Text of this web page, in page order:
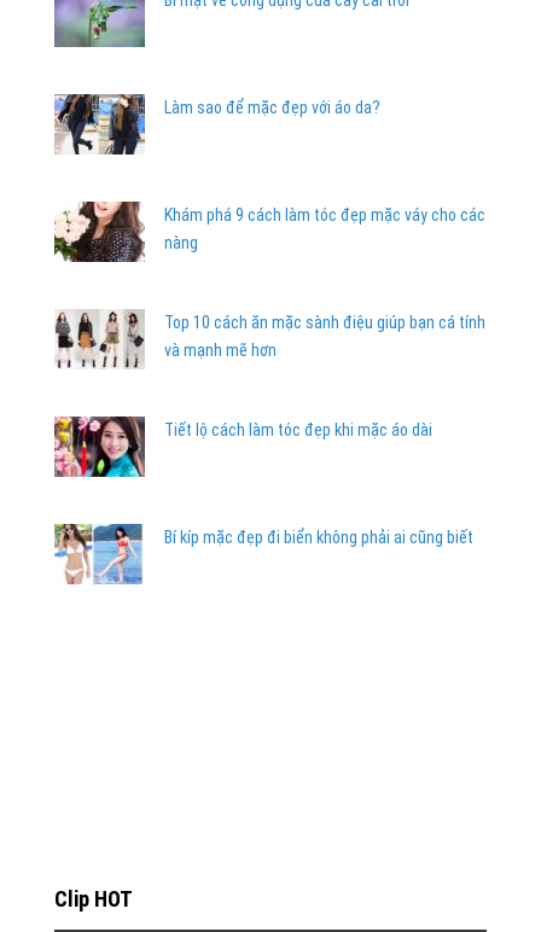
Làm sao để mặc đẹp với áo da?
Khám phá 9 cách làm tóc đẹp mặc váy cho các
nàng
Top 10 cách ăn mặc sành điệu giúp bạn cá tính
và mạnh mẽ hơn
Tiết lộ cách làm tóc đẹp khi mặc áo dài
Bí kíp mặc đẹp đi biển không phải ai cũng biết
Clip HOT